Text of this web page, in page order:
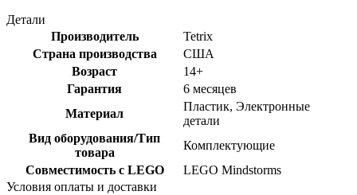
Детали
Производитель
Tetrix
Страна производства
США
Возраст
14+
Гарантия
6 месяцев
Материал
Пластик, Электронные
детали
Вид оборудования/Тип
товара
Комплектующие
Совместимость с LEGO
LEGO Mindstorms
Условия оплаты и доставки